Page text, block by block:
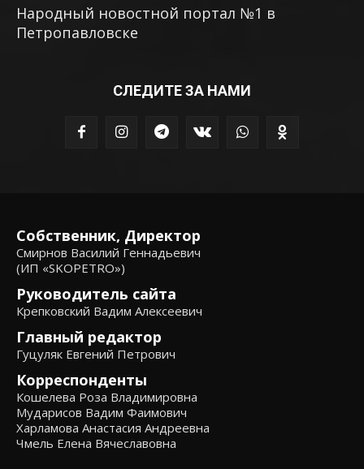
Народный новостной портал №1 в
Петропавловске
СЛЕДИТЕ ЗА НАМИ
Собственник, Директор
Смирнов Василий Геннадьевич
(ИП «SKOPETRO»)
Руководитель сайта
Крепковский Вадим Алексеевич
Главный редактор
Гуцуляк Евгений Петрович
Корреспонденты
Кошелева Роза Владимировна
Мударисов Вадим Фаимович
Харламова Анастасия Андреевна
Чмель Елена Вячеславовна